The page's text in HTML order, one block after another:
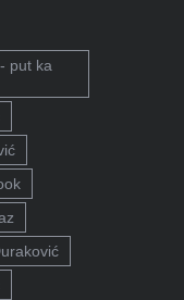
put ka